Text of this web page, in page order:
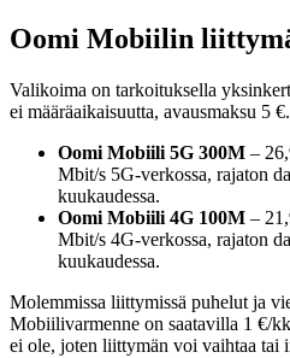
Oomi Mobiilin
Valikoima on tarkoituksella
ei määräaikaisuutta, avausmaksu 5 €.
Oomi Mobiili 5G 300M –
Mbit/s 5G-verkossa, rajaton
kuukaudessa.
Oomi Mobiili 4G 100M –
Mbit/s 4G-verkossa, rajaton
kuukaudessa.
Molemmissa liittymissä puhelut ja
Mobiilivarmenne on saatavilla 1 €/
ei ole, joten liittymän voi vaihtaa tai